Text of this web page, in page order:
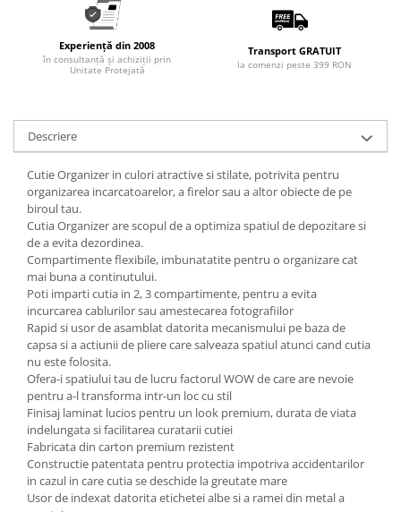
Articole pentru bucatarie
Maturi, mopuri si galeti
Hartie igienica, prosoape hartie si
Articole pentru rufe, casa,
geamuri, mobila
pardoseli
Intretinere si odorizante masina
Saci de gunoi
Accesorii pentru curatenie
Tipografie si stampile
Formulare tipizate
Caiete si blocnotesuri
personalizate
Stampile, tusiere si tus
Protectia muncii si Imbracaminte
Imbracaminte
Tricouri
Bluze & Pulovere
Experiență din 2008
în consultanță și achiziții prin
Unitate Protejată
Transport GRATUIT
la comenzi peste 399 RON
Descriere
Cutie Organizer in culori atractive si stilate, potrivita pentru
organizarea incarcatoarelor, a firelor sau a altor obiecte de pe
biroul tau.
Cutia Organizer are scopul de a optimiza spatiul de depozitare si
de a evita dezordinea.
Compartimente flexibile, imbunatatite pentru o organizare cat
mai buna a continutului.
Poti imparti cutia in 2, 3 compartimente, pentru a evita
incurcarea cablurilor sau amestecarea fotografiilor
Rapid si usor de asamblat datorita mecanismului pe baza de
capsa si a actiunii de pliere care salveaza spatiul atunci cand cutia
nu este folosita.
Ofera-i spatiului tau de lucru factorul WOW de care are nevoie
pentru a-l transforma intr-un loc cu stil
Finisaj laminat lucios pentru un look premium, durata de viata
indelungata si facilitarea curatarii cutiei
Fabricata din carton premium rezistent
Constructie patentata pentru protectia impotriva accidentarilor
in cazul in care cutia se deschide la greutate mare
Usor de indexat datorita etichetei albe si a ramei din metal a